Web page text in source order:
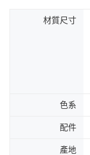
材質尺寸
色系
配件
產地